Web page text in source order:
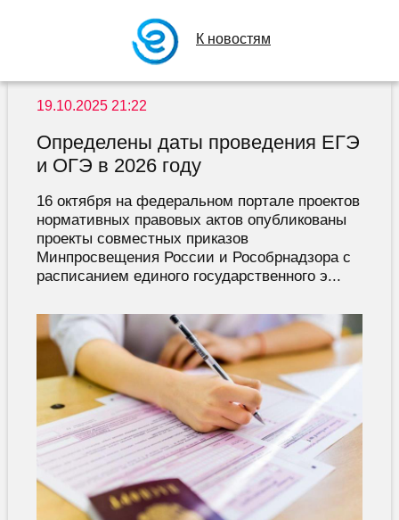
К новостям
19.10.2025 21:22
Определены даты проведения ЕГЭ
и ОГЭ в 2026 году
16 октября на федеральном портале проектов
нормативных правовых актов опубликованы
проекты совместных приказов
Минпросвещения России и Рособрнадзора с
расписанием единого государственного э...